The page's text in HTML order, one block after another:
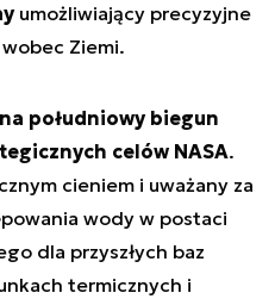
umożliwiający precyzyjne
Ziemi.
południowy biegun
celów NASA.
cieniem i uważany za
wody w postaci
dla przyszłych baz
termicznych i